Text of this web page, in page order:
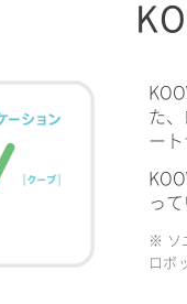
た
ート
って
※ ソ
ロボ